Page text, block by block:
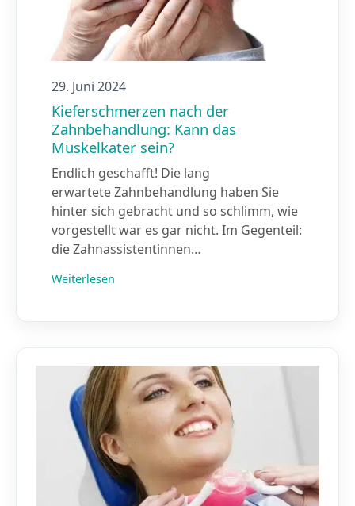
29. Juni 2024
Kieferschmerzen nach der
Zahnbehandlung: Kann das
Muskelkater sein?
Endlich geschafft! Die lang
erwartete Zahnbehandlung haben Sie
hinter sich gebracht und so schlimm, wie
vorgestellt war es gar nicht. Im Gegenteil:
die Zahnassistentinnen…
Weiterlesen